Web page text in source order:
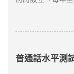
欢迎的VPN服务
色，而且能够提
ExpressVPN ：速
略調整。 數據背
近9.3萬人获批，
才，而非僅追求
普通話水平測